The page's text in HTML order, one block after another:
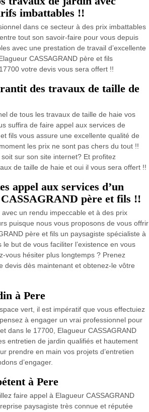
imbattables !!
dans ce secteur à des prix imbattables
tout son savoir-faire pour vous depuis
avec une prestation de travail d’excellente
CASSAGRAND père et fils
votre devis vous sera offert !!
des travaux de taille de
de tous les travaux de taille de haie vos
suffira de faire appel aux services de
fils vous assure une excellente qualité de
les prix ne sont pas chers du tout !!
sur son site internet? Et profitez
de taille de haie et oui il vous sera offert !!
appel aux services d’un
père et fils !!
un rendu impeccable et à des prix
puisque nous vous proposons de vous offrir
père et fils un paysagiste spécialiste à
but de vous faciliter l’existence en vous
vous hésiter plus longtemps ? Prenez
devis dès maintenant et obtenez-le vôtre
à Pere
vert, il est impératif que vous effectuiez
à engager un vrai professionnel pour
dans le 17700, Elagueur CASSAGRAND
entretien de jardin qualifiés et hautement
prendre en main vos projets d’entretien
d’engager.
à Pere
faire appel à Elagueur CASSAGRAND
paysagiste très connue et réputée